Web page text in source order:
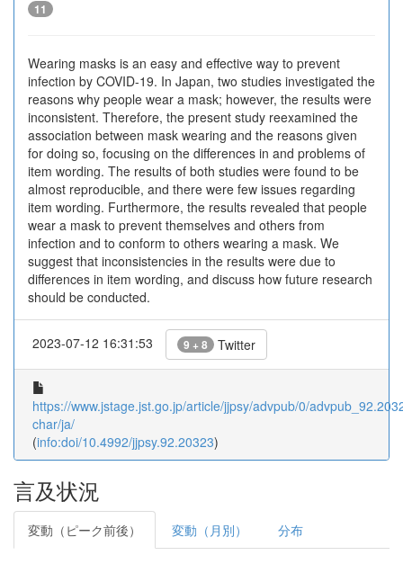
11
Wearing masks is an easy and effective way to prevent
infection by COVID-19. In Japan, two studies investigated the
reasons why people wear a mask; however, the results were
inconsistent. Therefore, the present study reexamined the
association between mask wearing and the reasons given
for doing so, focusing on the differences in and problems of
item wording. The results of both studies were found to be
almost reproducible, and there were few issues regarding
item wording. Furthermore, the results revealed that people
wear a mask to prevent themselves and others from
infection and to conform to others wearing a mask. We
suggest that inconsistencies in the results were due to
differences in item wording, and discuss how future research
should be conducted.
2023-07-12 16:31:53 9 + 8 Twitter
https://www.jstage.jst.go.jp/article/jjpsy/advpub/0/
char/ja/
(info:doi/10.4992/jjpsy.92.20323)
言及状況
変動（ピーク前後） 変動（月別） 分布